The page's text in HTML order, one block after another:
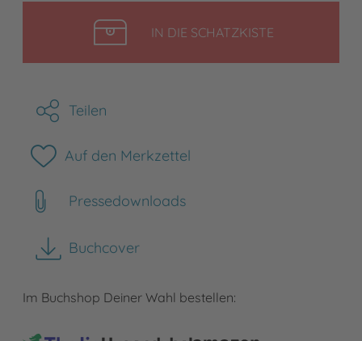
IN DIE SCHATZKISTELEGEN
Teilen
Auf den Merkzettel
Pressedownloads
Buchcover
herunterladen
Im Buchshop Deiner Wahl bestellen: